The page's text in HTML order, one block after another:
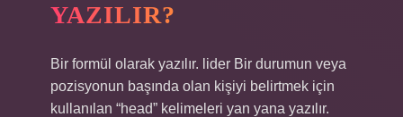
YAZILIR?
Bir formül olarak yazılır. lider Bir durumun veya
pozisyonun başında olan kişiyi belirtmek için
kullanılan “head” kelimeleri yan yana yazılır.